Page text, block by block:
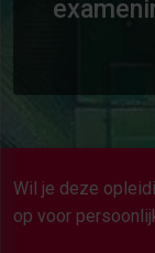
Wil je deze
op voor